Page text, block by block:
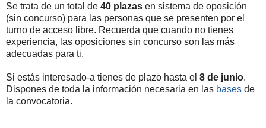
Se trata de un total de 40 plazas en sistema de oposición
(sin concurso) para las personas que se presenten por el
turno de acceso libre. Recuerda que cuando no tienes
experiencia, las oposiciones sin concurso son las más
adecuadas para ti.
Si estás interesado-a tienes de plazo hasta el 8 de junio.
Dispones de toda la información necesaria en las bases de
la convocatoria.